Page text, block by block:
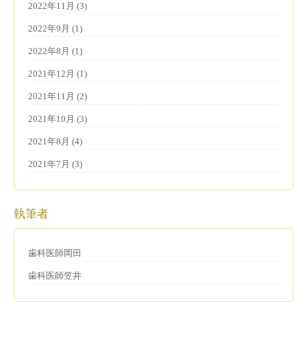
2022年11月 (3)
2022年9月 (1)
2022年8月 (1)
2021年12月 (1)
2021年11月 (2)
2021年10月 (3)
2021年8月 (4)
2021年7月 (3)
執筆者
歯科医師岡田
歯科医師笠井